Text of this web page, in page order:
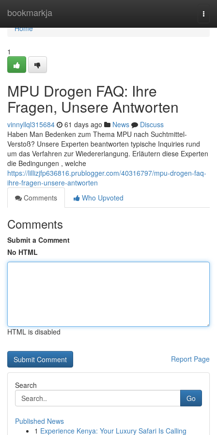
bookmarkja
Home
Home
1
MPU Drogen FAQ: Ihre
Fragen, Unsere Antworten
vinnyllql315684 61 days ago News
Discuss
Haben Man Bedenken zum Thema MPU nach Suchtmittel-
Verstoß? Unsere Experten beantworten typische Inquiries rund
um das Verfahren zur Wiedererlangung. Erläutern diese Experten
die Bedingungen , welche
https://lillizjfp636816.prublogger.com/40316797/mpu-drogen-faq-
ihre-fragen-unsere-antworten
Comments
Who Upvoted
Comments
Submit a Comment
No HTML
HTML is disabled
Report Page
Search
Go
Published News
1 Experience Kenya: Your Luxury Safari Is Calling